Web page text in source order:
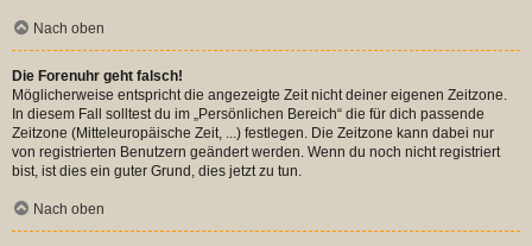
Nach oben
Die Forenuhr geht falsch!
Möglicherweise entspricht die angezeigte Zeit nicht deiner eigenen Zeitzone.
In diesem Fall solltest du im „Persönlichen Bereich“ die für dich passende
Zeitzone (Mitteleuropäische Zeit, ...) festlegen. Die Zeitzone kann dabei nur
von registrierten Benutzern geändert werden. Wenn du noch nicht registriert
bist, ist dies ein guter Grund, dies jetzt zu tun.
Nach oben